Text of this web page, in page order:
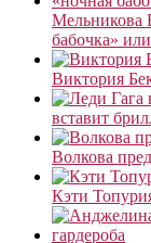
Мельникова
бабочка»
Виктория
вставит
Волкова
Кэти